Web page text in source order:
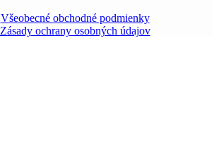
Všeobecné obchodné podmienky
Zásady ochrany osobných údajov